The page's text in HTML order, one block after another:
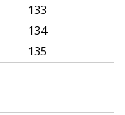
133
134
135